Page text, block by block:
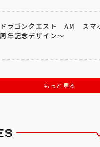
ドラゴンクエスト AM スマ
周年記念デザイン～
もっと見る